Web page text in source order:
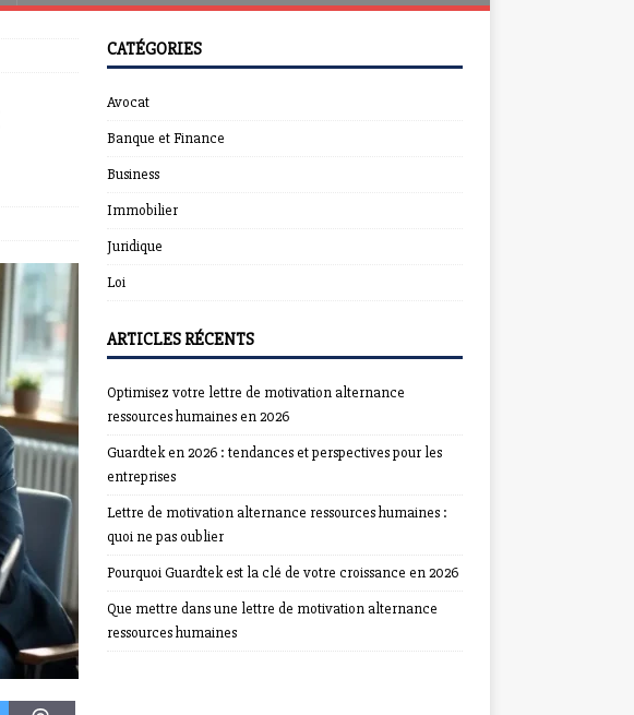
CATÉGORIES
Avocat
Banque et Finance
Business
Immobilier
Juridique
Loi
ARTICLES RÉCENTS
Optimisez votre lettre de motivation alternance
ressources humaines en 2026
Guardtek en 2026 : tendances et perspectives pour les
entreprises
Lettre de motivation alternance ressources humaines :
quoi ne pas oublier
Pourquoi Guardtek est la clé de votre croissance en 2026
Que mettre dans une lettre de motivation alternance
ressources humaines